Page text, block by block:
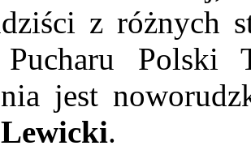
z różnych
Polski
jest
.